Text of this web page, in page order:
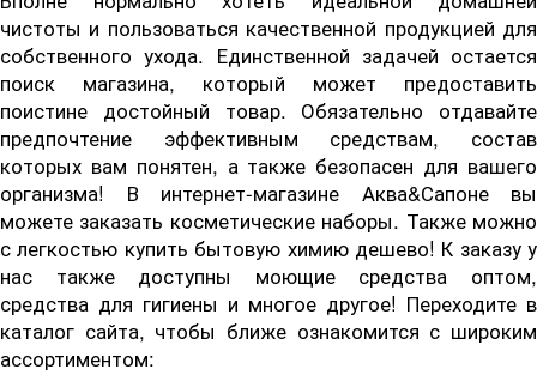
чистоты и пользоваться качественной продукцией для
собственного ухода. Единственной задачей остается
поиск магазина, который может предоставить
поистине достойный товар. Обязательно отдавайте
предпочтение эффективным средствам, состав
которых вам понятен, а также безопасен для вашего
организма! В интернет-магазине Аква&Сапоне вы
можете заказать косметические наборы. Также можно
с легкостью купить бытовую химию дешево! К заказу у
нас также доступны моющие средства оптом,
средства для гигиены и многое другое! Переходите в
каталог сайта, чтобы ближе ознакомится с широким
ассортиментом: